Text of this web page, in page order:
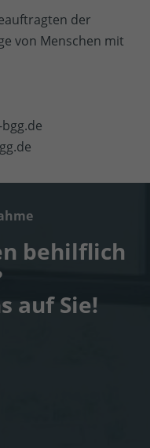
der
von Menschen mit
behilflich
auf Sie!